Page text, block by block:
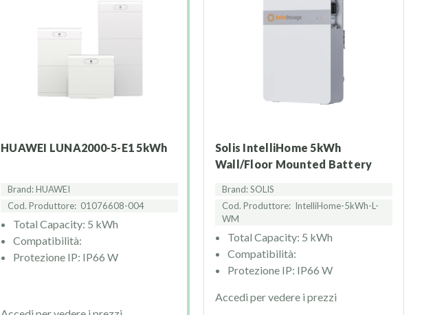
HUAWEI LUNA2000-5-E1 5kWh
Brand: HUAWEI
Cod. Produttore: 01076608-004
Total Capacity: 5 kWh
Compatibilità:
Protezione IP: IP66 W
Solis IntelliHome 5kWh
Wall/Floor Mounted Battery
Brand: SOLIS
Cod. Produttore: IntelliHome-5kWh-L-
WM
Total Capacity: 5 kWh
Compatibilità:
Protezione IP: IP66 W
Accedi per vedere i prezzi